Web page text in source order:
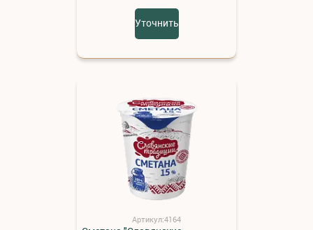
Уточнить
Артикул:4164